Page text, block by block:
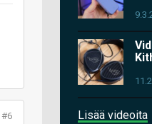
#6 Lisää videoita